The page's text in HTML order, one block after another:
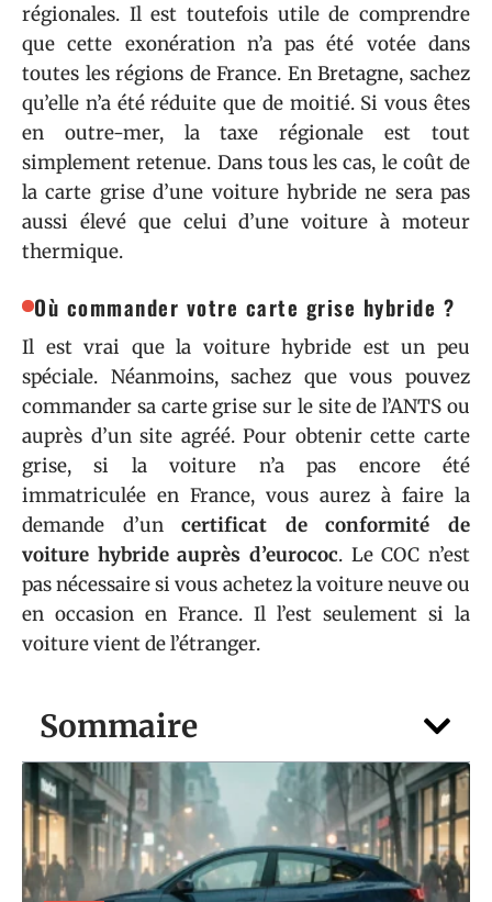
Sommaire
régionales. Il est toutefois utile de comprendre
que cette exonération n’a pas été votée dans
toutes les régions de France. En Bretagne, sachez
qu’elle n’a été réduite que de moitié. Si vous êtes
en outre-mer, la taxe régionale est tout
simplement retenue. Dans tous les cas, le coût de
la carte grise d’une voiture hybride ne sera pas
aussi élevé que celui d’une voiture à moteur
thermique.
Où commander votre carte grise hybride ?
Il est vrai que la voiture hybride est un peu
spéciale. Néanmoins, sachez que vous pouvez
commander sa carte grise sur le site de l’ANTS ou
auprès d’un site agréé. Pour obtenir cette carte
grise, si la voiture n’a pas encore été
immatriculée en France, vous aurez à faire la
demande d’uncertificat de conformité de
voiture hybride auprès d’eurococ. Le COC n’est
pas nécessaire si vous achetez la voiture neuve ou
en occasion en France. Il l’est seulement si la
voiture vient de l’étranger.